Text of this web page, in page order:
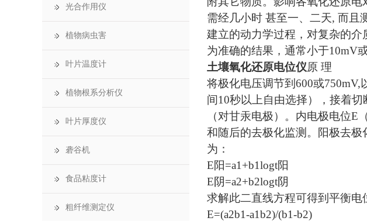
需经几小时 甚至一、二天, 而且
建立的动力学过程，对复杂的
为准确的结果，通常小于10mV
土壤氧化还原电位仪原 理
将极化电压调节到600或
间10秒以上自由选择），接着
（对甘汞电极）。内电极电位
和随后的去极化监测。阳极去
为：
E阳=a1+b1logt阳
E阴=a2+b2logt阴
求解此二直线方程可得到平衡电
E=(a2b1-a1b2)/(b1-b2)
光合作用仪
植物病虫害
叶片温度计
植物根系分析仪
叶片厚度仪
砻谷机
食品粘度计
粗纤维测定仪